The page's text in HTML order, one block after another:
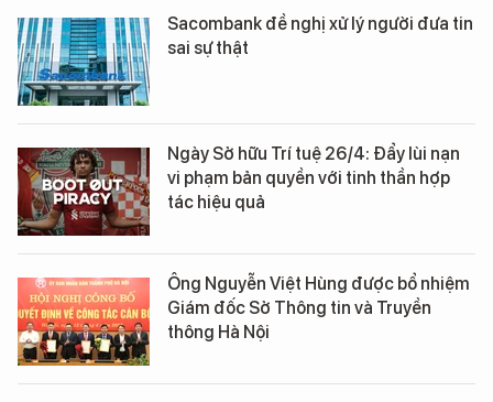
Sacombank đề nghị xử lý người đưa tin
sai sự thật
Ngày Sở hữu Trí tuệ 26/4: Đẩy lùi nạn
vi phạm bản quyền với tinh thần hợp
tác hiệu quả
Ông Nguyễn Việt Hùng được bổ nhiệm
Giám đốc Sở Thông tin và Truyền
thông Hà Nội